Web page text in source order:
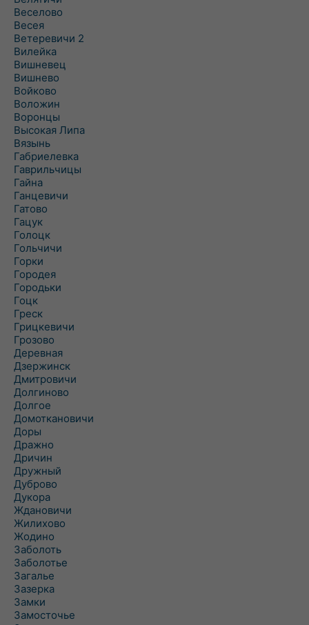
Веселово
Весея
Ветеревичи 2
Вилейка
Вишневец
Вишнево
Войково
Воложин
Воронцы
Высокая Липа
Вязынь
Габриелевка
Гаврильчицы
Гайна
Ганцевичи
Гатово
Гацук
Голоцк
Гольчичи
Горки
Городея
Городьки
Гоцк
Греск
Грицкевичи
Грозово
Деревная
Дзержинск
Дмитровичи
Долгиново
Долгое
Домоткановичи
Доры
Дражно
Дричин
Дружный
Дуброво
Дукора
Ждановичи
Жилихово
Жодино
Заболоть
Заболотье
Загалье
Зазерка
Замки
Замосточье